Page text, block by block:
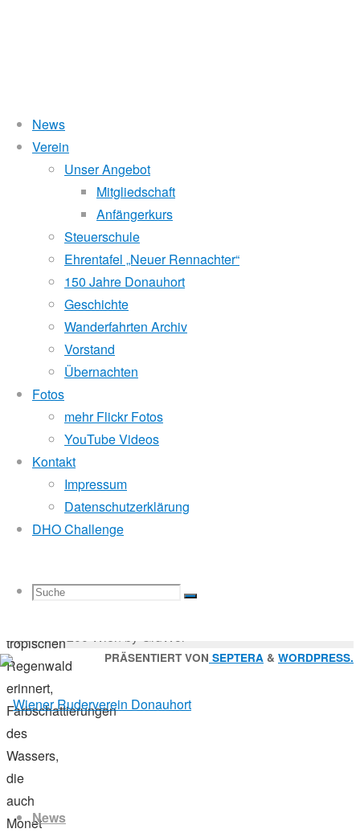
News
Verein
Unser Angebot
Mitgliedschaft
Anfängerkurs
Steuerschule
Ehrentafel „Neuer Rennachter“
150 Jahre Donauhort
Geschichte
Wanderfahrten Archiv
Vorstand
Übernachten
Fotos
mehr Flickr Fotos
YouTube Videos
Kontakt
Impressum
Datenschutzerklärung
DHO Challenge
Suche
Suchen
nach:
Suche
Zum
Inhalt
springenNews
Mosoni
Duna
2016
2016
2017
Wanderfahrt
die
tropischen
Regenwald
erinnert,
Farbschattierungen
des
Wassers,
die
auch
Monet
Wasserstand Donau
Liegt der Wasserstand in Korneuburg (KORN)
beim Donauhort nicht gerudert.
Pegelstände (DoRIS)
Seichtstellen
Schleusenstatus
Windfinder Kuchelauer Hafen
Mitglied der
Godfrey Donauhort Club Kit
Sternfahrten Archiv
Ruderlinks-
Impressum-
nach:
Sporn 9, 1200 Wien by GruWol
PRÄSENTIERT VON SEPTERA & WORDPRESS.
Zurück
nach
oben